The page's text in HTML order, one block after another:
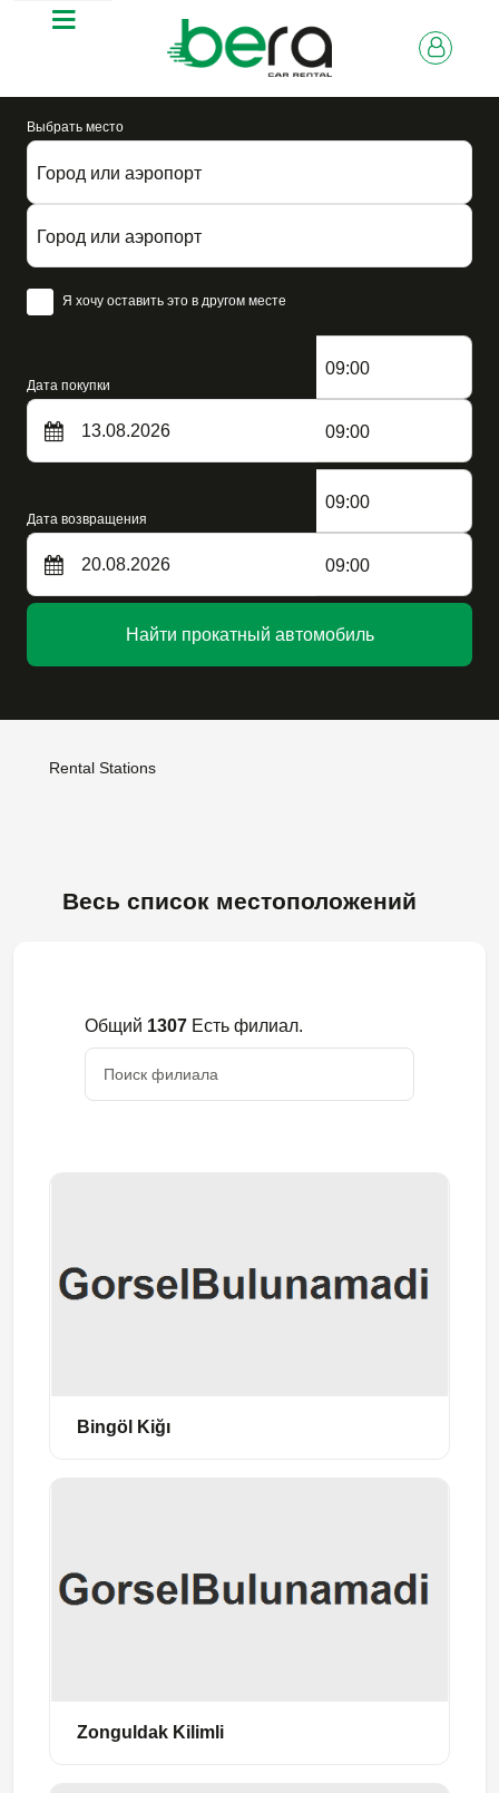
Выбрать место
Город или аэропорт
Город или аэропорт
Я хочу оставить это в другом месте
Дата покупки
09:00
09:00
Дата возвращения
09:00
09:00
Найти прокатный автомобиль
Rental Stations
Весь список местоположений
Общий 1307 Есть филиал.
Bingöl Kiğı
Zonguldak Kilimli